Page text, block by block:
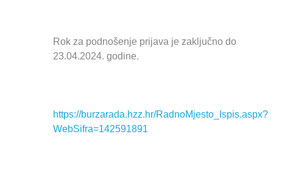
Rok za podnošenje prijava je zaključno do
23.04.2024. godine.
https://burzarada.hzz.hr/RadnoMjesto_Ispis.aspx?
WebSifra=142591891